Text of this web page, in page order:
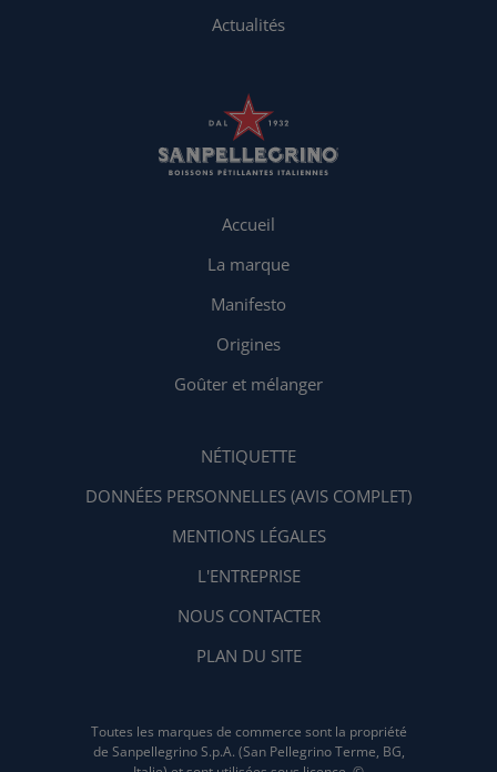
Actualités
Accueil
La marque
Manifesto
Origines
Goûter et mélanger
NÉTIQUETTE
DONNÉES PERSONNELLES (AVIS COMPLET)
MENTIONS LÉGALES
L'ENTREPRISE
NOUS CONTACTER
PLAN DU SITE
Toutes les marques de commerce sont la propriété
de Sanpellegrino S.p.A. (San Pellegrino Terme, BG,